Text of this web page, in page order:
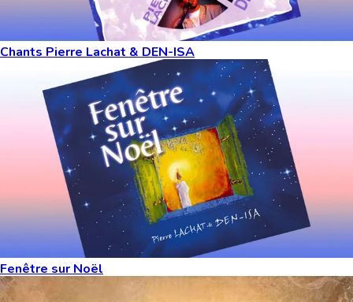
Chants Pierre Lachat & DEN-ISA
Fenêtre sur Noël